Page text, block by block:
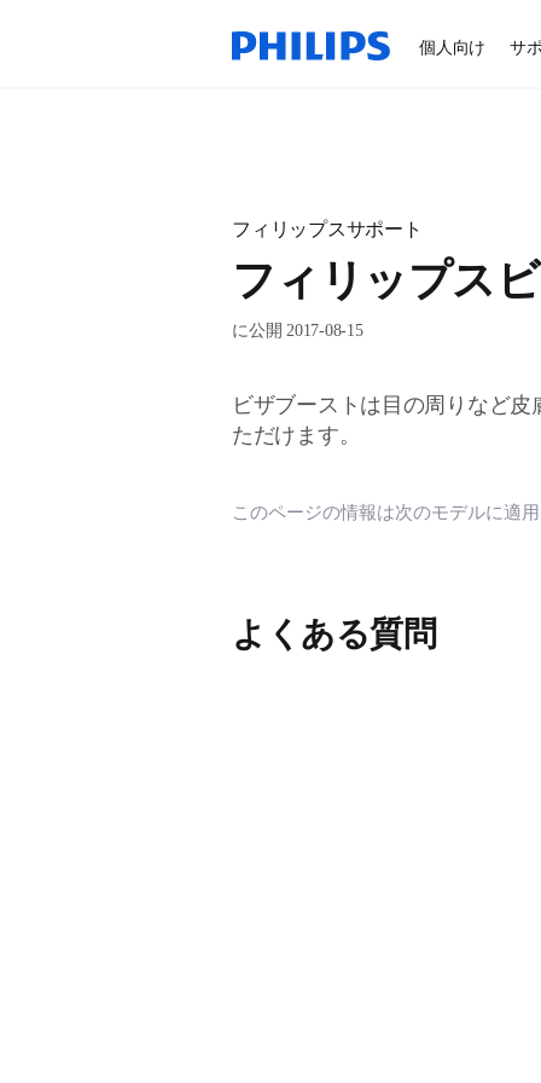
個人向け サ
フィリップスサポート
フィリップス
に公開 2017-08-15
ビザブーストは目の周りなど
ただけます。
このページの情報は次のモデルに適
よくある質問